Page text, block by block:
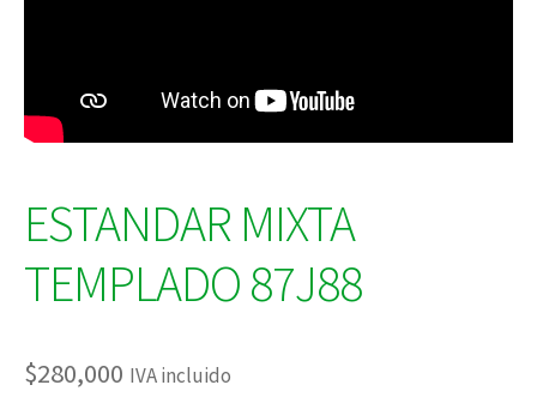
ESTANDAR MIXTA
TEMPLADO 87J88
$280,000 IVA incluido